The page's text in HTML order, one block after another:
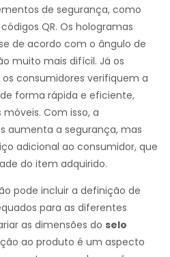
de segurança, como
QR. Os hologramas
de acordo com o ângulo de
muito mais difícil. Já os
consumidores verifiquem a
forma rápida e eficiente,
Com isso, a
aumenta a segurança, mas
adicional ao consumidor, que
do item adquirido.
pode incluir a definição de
para as diferentes
as dimensões do selo
ao produto é um aspecto